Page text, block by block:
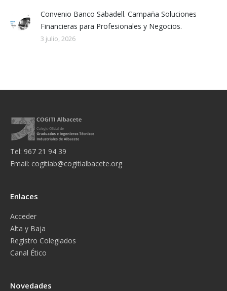
Convenio Banco Sabadell. Campaña Soluciones
Financieras para Profesionales y Negocios.
3 julio, 2026
Tel: 967 21 94 39
Email: cogitiab@cogitialbacete.org
Enlaces
Acceder
Alta y Baja
Registro Colegiados
Canal Ético
Novedades